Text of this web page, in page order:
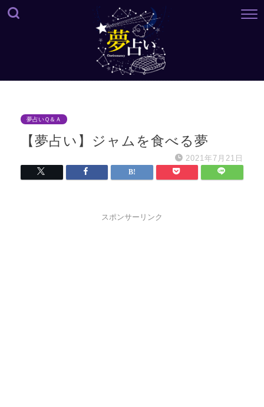
夢占いＱ＆Ａ
【夢占い】ジャムを食べる夢
2021年7月21日
スポンサーリンク